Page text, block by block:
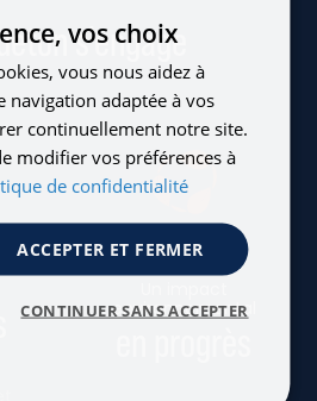
s'engage
environnemental
vos choix
vous nous aidez à
navigation adaptée à vos
continuellement notre site.
modifier vos préférences à
de confidentialité
ACCEPTER ET FERMER
CONTINUER SANS ACCEPTER